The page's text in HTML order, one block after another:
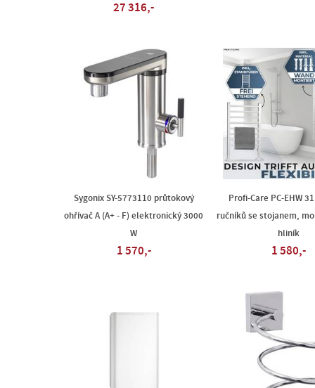
27 316,-
Sygonix SY-5773110 průtokový
ohřívač A (A+ - F) elektronický 3000
W
1 570,-
Profi-Care PC-EHW
ručníků se stojanem,
hliník
1 580,-